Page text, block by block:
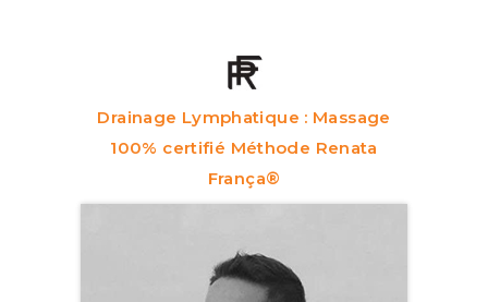
Drainage Lymphatique : Massage
100% certifié Méthode Renata
França®